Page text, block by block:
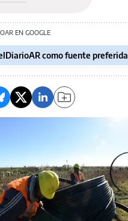
EN GOOGLE
como fuente preferida